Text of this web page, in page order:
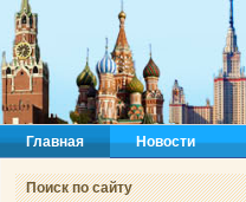
Главная Новости
Поиск по сайту